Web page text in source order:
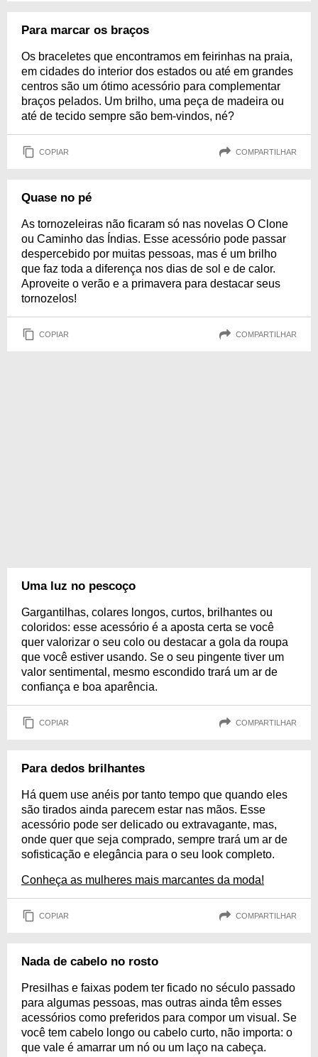
Para marcar os braços
Os braceletes que encontramos em feirinhas na praia,
em cidades do interior dos estados ou até em grandes
centros são um ótimo acessório para complementar
braços pelados. Um brilho, uma peça de madeira ou
até de tecido sempre são bem-vindos, né?
COPIAR COMPARTILHAR
Quase no pé
As tornozeleiras não ficaram só nas novelas O Clone
ou Caminho das Índias. Esse acessório pode passar
despercebido por muitas pessoas, mas é um brilho
que faz toda a diferença nos dias de sol e de calor.
Aproveite o verão e a primavera para destacar seus
tornozelos!
COPIAR COMPARTILHAR
Uma luz no pescoço
Gargantilhas, colares longos, curtos, brilhantes ou
coloridos: esse acessório é a aposta certa se você
quer valorizar o seu colo ou destacar a gola da roupa
que você estiver usando. Se o seu pingente tiver um
valor sentimental, mesmo escondido trará um ar de
confiança e boa aparência.
COPIAR COMPARTILHAR
Para dedos brilhantes
Há quem use anéis por tanto tempo que quando eles
são tirados ainda parecem estar nas mãos. Esse
acessório pode ser delicado ou extravagante, mas,
onde quer que seja comprado, sempre trará um ar de
sofisticação e elegância para o seu look completo.
Conheça as mulheres mais marcantes da moda!
COPIAR COMPARTILHAR
Nada de cabelo no rosto
Presilhas e faixas podem ter ficado no século passado
para algumas pessoas, mas outras ainda têm esses
acessórios como preferidos para compor um visual. Se
você tem cabelo longo ou cabelo curto, não importa: o
que vale é amarrar um nó ou um laço na cabeça.